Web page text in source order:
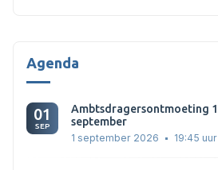
Agenda
01
SEP
Ambtsdragersontmoeting 1
september
1 september 2026 19:45 uur